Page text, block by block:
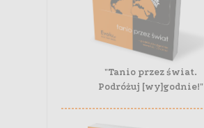
"Tanio przez świat.
Podróżuj [wy]godnie!"